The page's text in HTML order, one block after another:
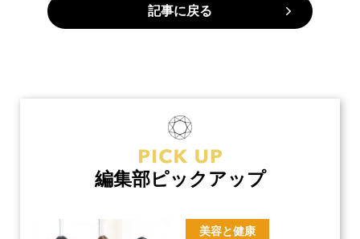
記事に戻る
編集部ピックアップ
美容と健康